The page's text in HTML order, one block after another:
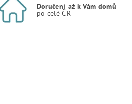
Doručení až k Vám domů
po celé ČR